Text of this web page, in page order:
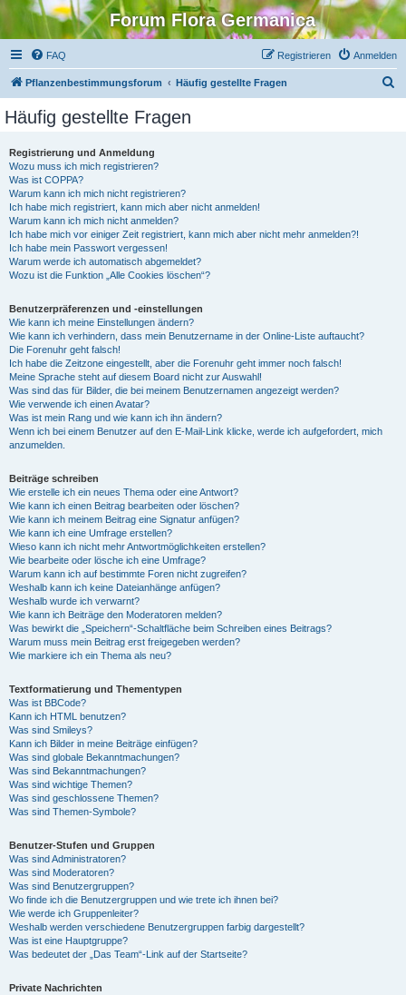
Forum Flora Germanica
FAQ Anmelden
Registrieren
Pflanzenbestimmungsforum Häufig gestellte Fragen
Häufig gestellte Fragen
Registrierung und Anmeldung
Wozu muss ich mich registrieren?
Was ist COPPA?
Warum kann ich mich nicht registrieren?
Ich habe mich registriert, kann mich aber nicht anmelden!
Warum kann ich mich nicht anmelden?
Ich habe mich vor einiger Zeit registriert, kann mich aber nicht mehr anmelden?!
Ich habe mein Passwort vergessen!
Warum werde ich automatisch abgemeldet?
Wozu ist die Funktion „Alle Cookies löschen“?
Benutzerpräferenzen und -einstellungen
Wie kann ich meine Einstellungen ändern?
Wie kann ich verhindern, dass mein Benutzername in der Online-Liste auftaucht?
Die Forenuhr geht falsch!
Ich habe die Zeitzone eingestellt, aber die Forenuhr geht immer noch falsch!
Meine Sprache steht auf diesem Board nicht zur Auswahl!
Was sind das für Bilder, die bei meinem Benutzernamen angezeigt werden?
Wie verwende ich einen Avatar?
Was ist mein Rang und wie kann ich ihn ändern?
Wenn ich bei einem Benutzer auf den E-Mail-Link klicke, werde ich aufgefordert, mich
anzumelden.
Beiträge schreiben
Wie erstelle ich ein neues Thema oder eine Antwort?
Wie kann ich einen Beitrag bearbeiten oder löschen?
Wie kann ich meinem Beitrag eine Signatur anfügen?
Wie kann ich eine Umfrage erstellen?
Wieso kann ich nicht mehr Antwortmöglichkeiten erstellen?
Wie bearbeite oder lösche ich eine Umfrage?
Warum kann ich auf bestimmte Foren nicht zugreifen?
Weshalb kann ich keine Dateianhänge anfügen?
Weshalb wurde ich verwarnt?
Wie kann ich Beiträge den Moderatoren melden?
Was bewirkt die „Speichern“-Schaltfläche beim Schreiben eines Beitrags?
Warum muss mein Beitrag erst freigegeben werden?
Wie markiere ich ein Thema als neu?
Textformatierung und Thementypen
Was ist BBCode?
Kann ich HTML benutzen?
Was sind Smileys?
Kann ich Bilder in meine Beiträge einfügen?
Was sind globale Bekanntmachungen?
Was sind Bekanntmachungen?
Was sind wichtige Themen?
Was sind geschlossene Themen?
Was sind Themen-Symbole?
Benutzer-Stufen und Gruppen
Was sind Administratoren?
Was sind Moderatoren?
Was sind Benutzergruppen?
Wo finde ich die Benutzergruppen und wie trete ich ihnen bei?
Wie werde ich Gruppenleiter?
Weshalb werden verschiedene Benutzergruppen farbig dargestellt?
Was ist eine Hauptgruppe?
Was bedeutet der „Das Team“-Link auf der Startseite?
Private Nachrichten